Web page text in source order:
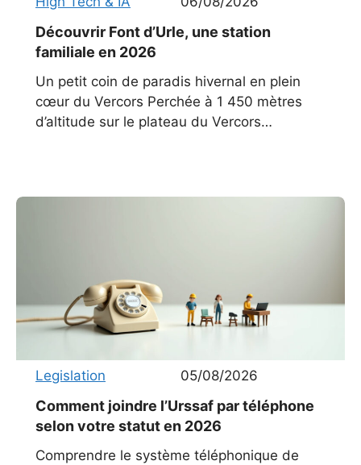
Découvrir Font d’Urle, une station
familiale en 2026
Un petit coin de paradis hivernal en plein
cœur du Vercors Perchée à 1 450 mètres
d’altitude sur le plateau du Vercors
Legislation 05/08/2026
Comment joindre l’Urssaf par téléphone
selon votre statut en 2026
Comprendre le système téléphonique de